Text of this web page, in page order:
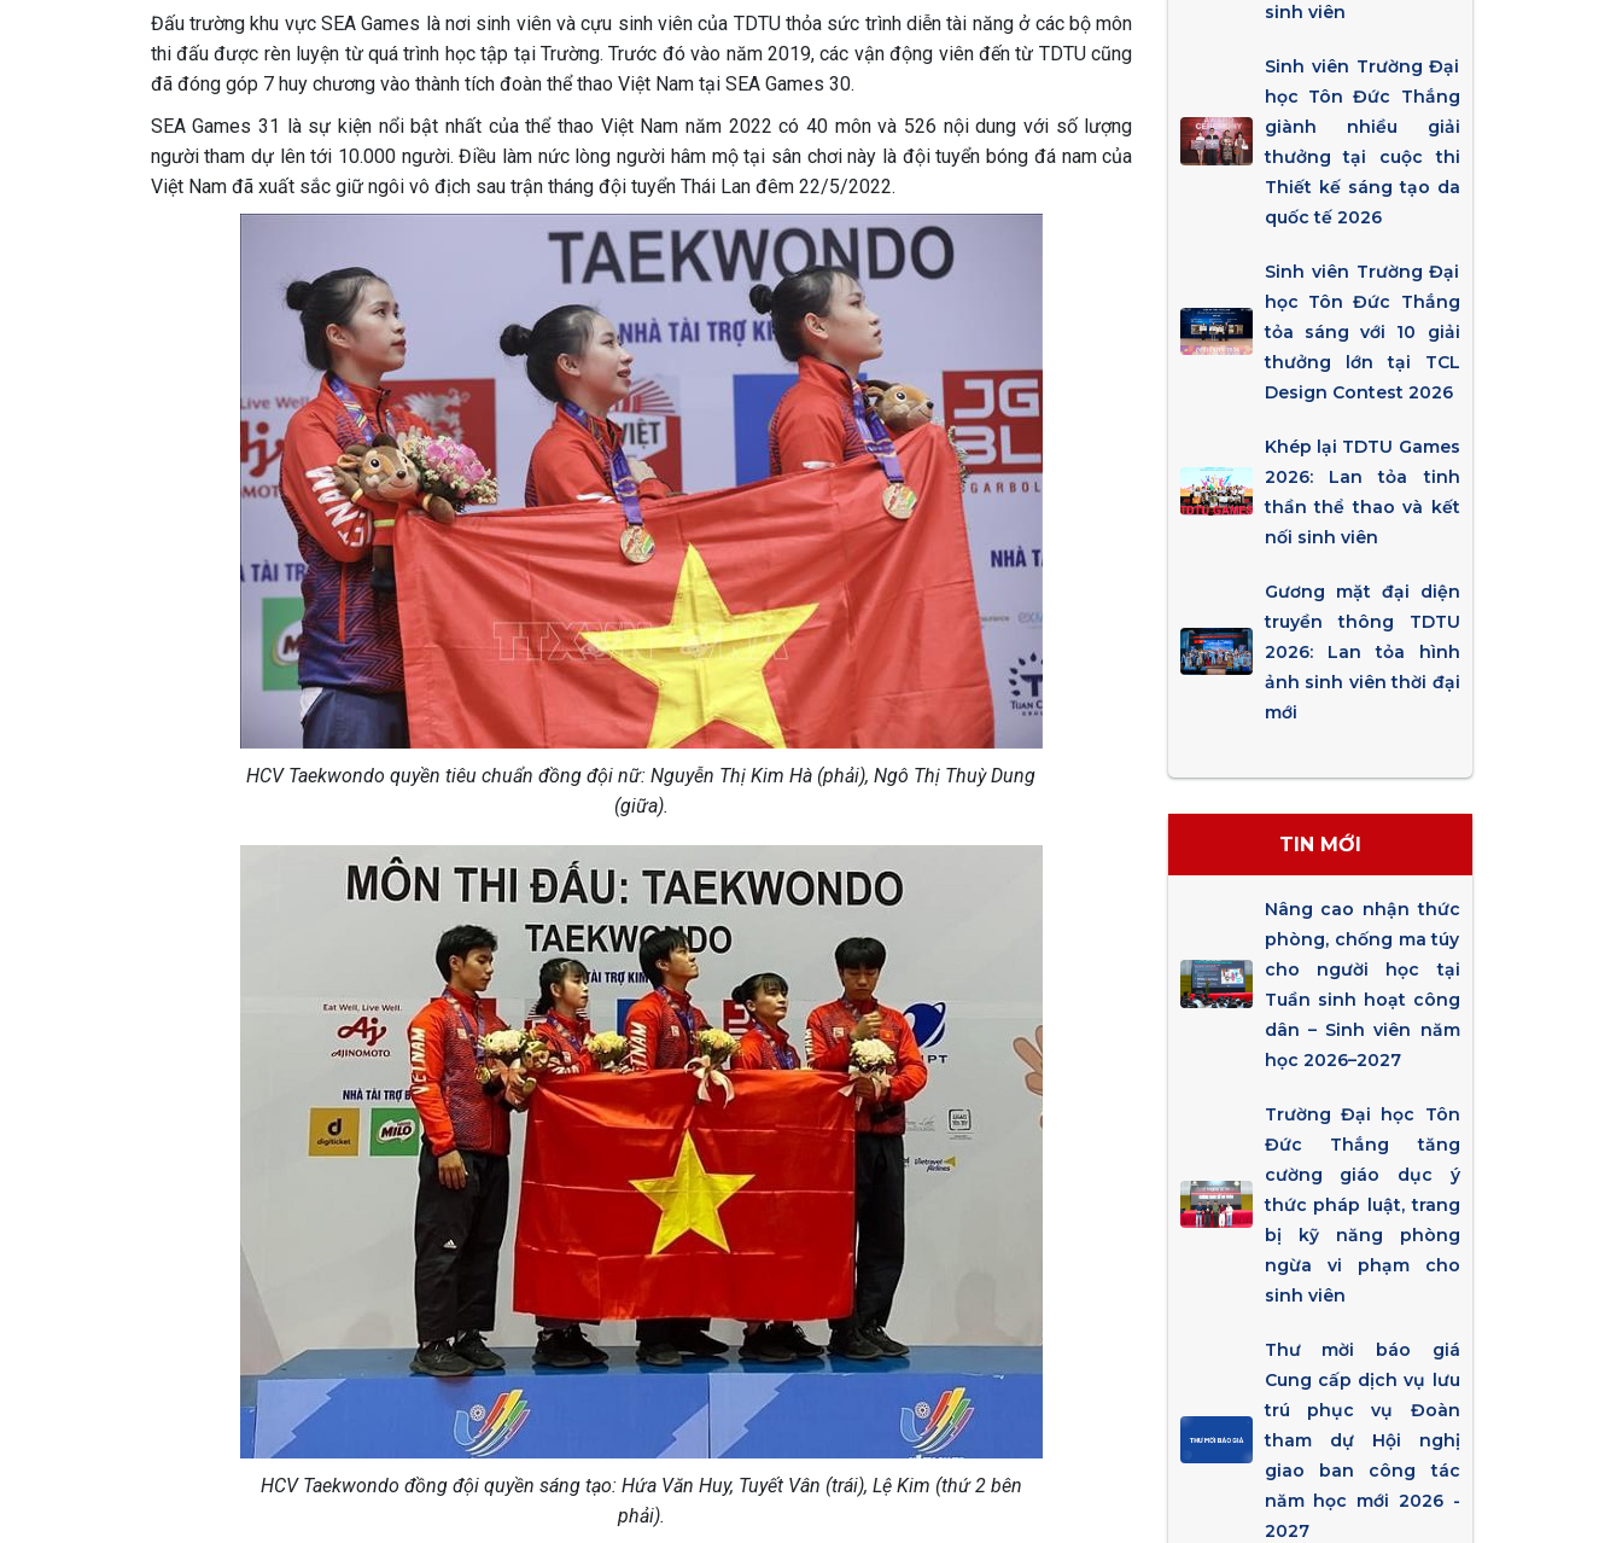
Đấu trường khu vực SEA Games là nơi sinh viên và cựu sinh viên của TDTU thỏa sức trình diễn tài năng ở các bộ môn
thi đấu được rèn luyện từ quá trình học tập tại Trường. Trước đó vào năm 2019, các vận động viên đến từ TDTU cũng
đã đóng góp 7 huy chương vào thành tích đoàn thể thao Việt Nam tại SEA Games 30.
SEA Games 31 là sự kiện nổi bật nhất của thể thao Việt Nam năm 2022 có 40 môn và 526 nội dung với số lượng
người tham dự lên tới 10.000 người. Điều làm nức lòng người hâm mộ tại sân chơi này là đội tuyển bóng đá nam của
Việt Nam đã xuất sắc giữ ngôi vô địch sau trận tháng đội tuyển Thái Lan đêm 22/5/2022.
HCV Taekwondo quyền tiêu chuẩn đồng đội nữ: Nguyễn Thị Kim Hà (phải), Ngô Thị Thuỳ Dung
(giữa).
HCV Taekwondo đồng đội quyền sáng tạo: Hứa Văn Huy, Tuyết Vân (trái), Lệ Kim (thứ 2 bên
phải).
sinh viên
Sinh viên Trường Đại
học Tôn Đức Thắng
giành nhiều giải
thưởng tại cuộc thi
Thiết kế sáng tạo da
quốc tế 2026
Sinh viên Trường Đại
học Tôn Đức Thắng
tỏa sáng với 10 giải
thưởng lớn tại TCL
Design Contest 2026
Khép lại TDTU Games
2026: Lan tỏa tinh
thần thể thao và kết
nối sinh viên
Gương mặt đại diện
truyền thông TDTU
2026: Lan tỏa hình
ảnh sinh viên thời đại
mới
TIN MỚI
Nâng cao nhận thức
phòng, chống ma túy
cho người học tại
Tuần sinh hoạt công
dân – Sinh viên năm
học 2026–2027
Trường Đại học Tôn
Đức Thắng tăng
cường giáo dục ý
thức pháp luật, trang
bị kỹ năng phòng
ngừa vi phạm cho
sinh viên
Thư mời báo giá
Cung cấp dịch vụ lưu
trú phục vụ Đoàn
tham dự Hội nghị
giao ban công tác
năm học mới 2026 -
2027